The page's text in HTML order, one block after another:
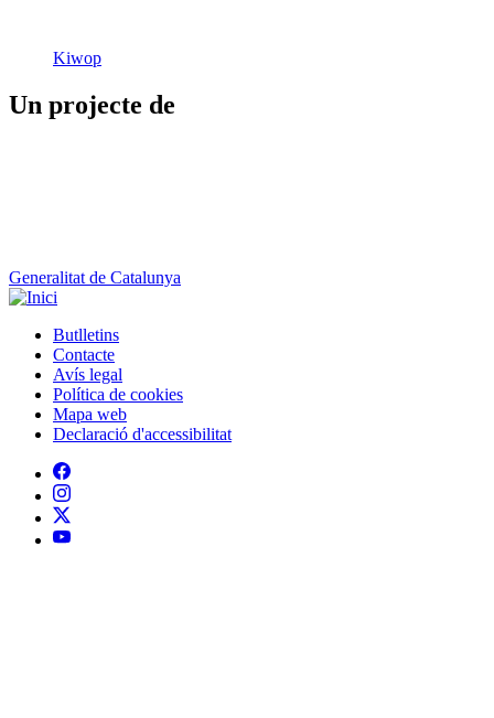
Kiwop
Un projecte de
Generalitat de Catalunya
Peu
Butlletins
Contacte
Avís legal
Política de cookies
Mapa web
Declaració d'accessibilitat